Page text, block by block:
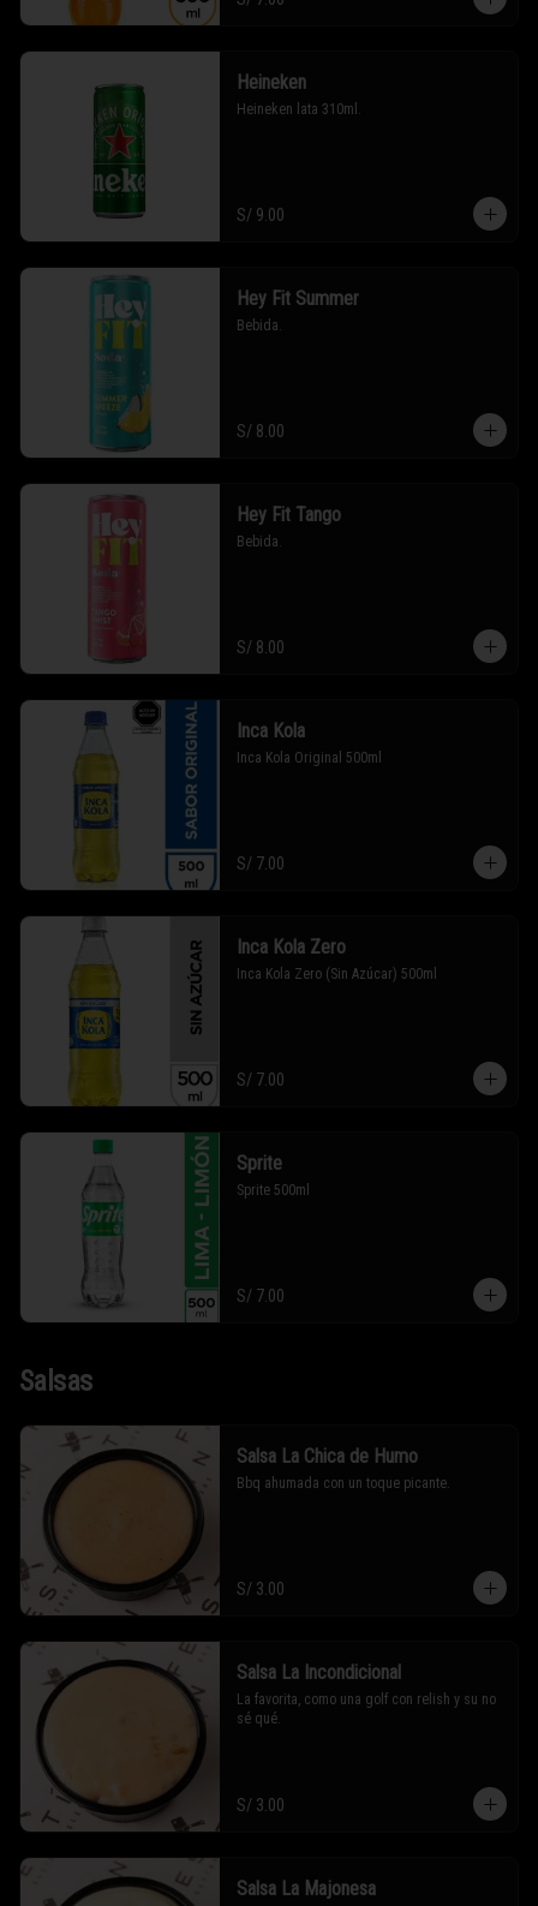
Heineken
Heineken lata 310ml.
S/ 9.00
Hey Fit Summer
Bebida.
S/ 8.00
Hey Fit Tango
Bebida.
S/ 8.00
Inca Kola
Inca Kola Original 500ml
S/ 7.00
Inca Kola Zero
Inca Kola Zero (Sin Azúcar) 500ml
S/ 7.00
Sprite
Sprite 500ml
S/ 7.00
Salsas
Salsa La Chica de Humo
Bbq ahumada con un toque picante.
S/ 3.00
Salsa La Incondicional
La favorita, como una golf con relish y su no
sé qué.
S/ 3.00
Salsa La Majonesa